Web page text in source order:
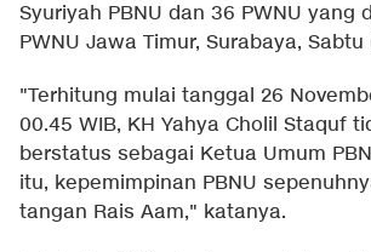
Syuriyah PBNU dan 36 PWNU yang
PWNU Jawa Timur, Surabaya, Sabtu
"Terhitung mulai tanggal 26
00.45 WIB, KH Yahya Cholil Staquf
berstatus sebagai Ketua Umum
itu, kepemimpinan PBNU
tangan Rais Aam," katanya.